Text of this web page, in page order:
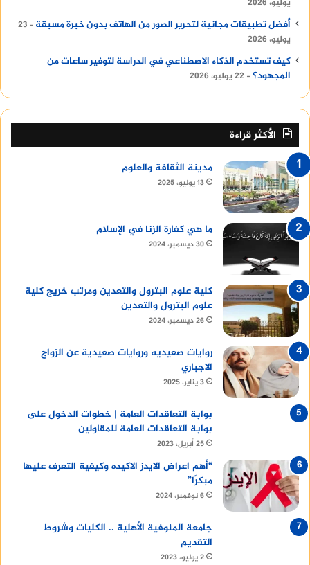
أفضل تطبيقات مجانية لتحرير الصور من الهاتف بدون خبرة مسبقة
23
يوليو، 2026
كيف تستخدم الذكاء الاصطناعي في الدراسة لتوفير ساعات من
المجهود؟ 22 يوليو، 2026
الأكثر قراءة
مدينة الثقافة والعلوم
13 يوليو، 2025
ما هي كفارة الزنا في الإسلام
30 ديسمبر، 2024
كلية علوم البترول والتعدين ومرتب خريج كلية
علوم البترول والتعدين
26 ديسمبر، 2024
روايات صعيديه وروايات صعيدية عن الزواج
الاجباري
3 يناير، 2025
بوابة التعاقدات العامة | خطوات الدخول على
بوابة التعاقدات العامة للمقاولين
25 أبريل، 2023
“أهم اعراض الايدز الاكيده وكيفية التعرف عليها
مبكرًا”
6 نوفمبر، 2024
جامعة المنوفية الأهلية .. الكليات وشروط
التقديم
2 يوليو، 2023